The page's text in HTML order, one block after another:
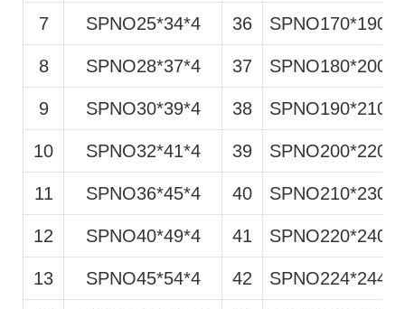
7 SPNO25*34*4 36
8 SPNO28*37*4 37
9 SPNO30*39*4 38
10 SPNO32*41*4 39
11 SPNO36*45*4 40
12 SPNO40*49*4 41
13 SPNO45*54*4 42